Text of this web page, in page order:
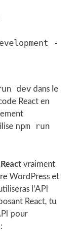
dev dans le
React en
npm run
vraiment
WordPress et
l’API
React, tu
pour